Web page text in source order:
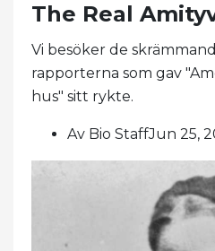
The Real
Vi besöker de
rapporterna som gav
hus" sitt rykte.
Av Bio StaffJun 25,